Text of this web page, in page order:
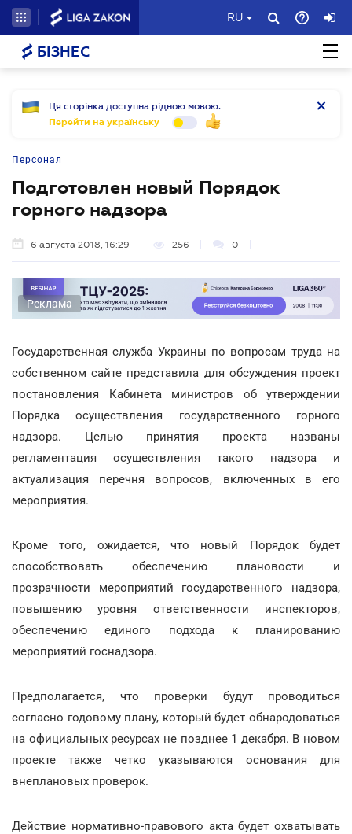
RU
БІЗНЕС
Ця сторінка доступна рідною мовою.
Перейти на українську
Персонал
Подготовлен новый Порядок
горного надзора
6 августа 2018, 16:29 256 0
Реклама
Государственная служба Украины по вопросам труда на
собственном сайте представила для обсуждения проект
постановления Кабинета министров об утверждении
Порядка осуществления государственного горного
надзора. Целью принятия проекта названы
регламентация осуществления такого надзора и
актуализация перечня вопросов, включенных в его
мероприятия.
Кроме того, ожидается, что новый Порядок будет
способствовать обеспечению плановости и
прозрачности мероприятий государственного надзора,
повышению уровня ответственности инспекторов,
обеспечению единого подхода к планированию
мероприятий госнадзора.
Предполагается, что проверки будут проводиться
согласно годовому плану, который будет обнародоваться
на официальных ресурсах не позднее 1 декабря. В новом
проекте также четко указываются основания для
внеплановых проверок.
Действие нормативно-правового акта будет охватывать